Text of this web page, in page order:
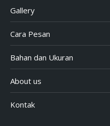
Gallery
Cara Pesan
Bahan dan Ukuran
About us
Kontak